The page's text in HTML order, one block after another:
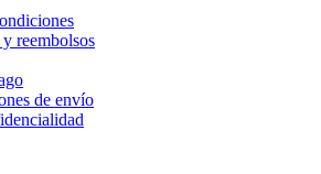
reembolsos
de envío